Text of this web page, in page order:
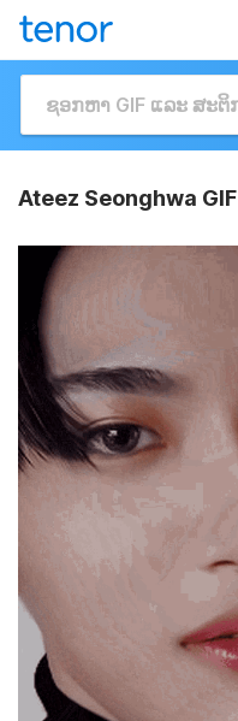
Ateez Seonghwa GIF